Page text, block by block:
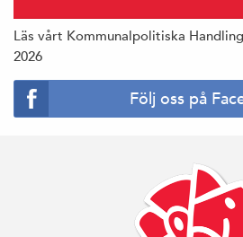
Läs vårt Kommunalpolitiska
2026
Följ oss på